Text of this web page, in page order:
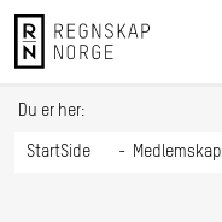
Du er her:
StartSide Medlemskap